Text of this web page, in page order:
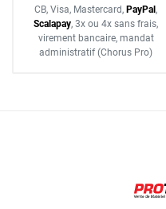
CB, Visa, Mastercard, PayPal,
Scalapay, 3x ou 4x sans frais,
virement bancaire, mandat
administratif (Chorus Pro)